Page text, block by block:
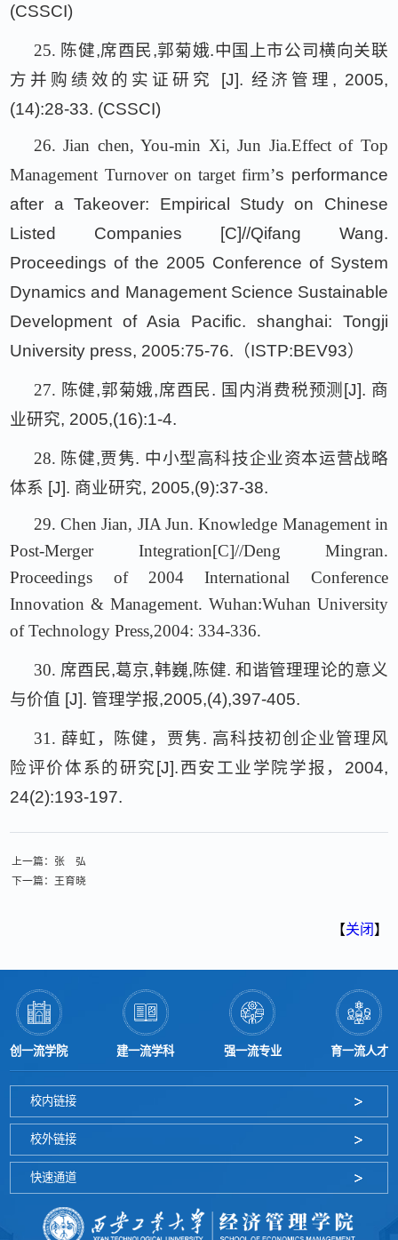
(CSSCI)
25. 陈健,席酉民,郭菊娥.中国上市公司横向关联
方并购绩效的实证研究
[J]. 经济管理 , 2005,
(14):28-33. (CSSCI)
26.Jian chen, You-min Xi, Jun Jia.Effect of Top
Management Turnover on target firm’s performance
after a Takeover: Empirical Study on Chinese
Listed Companies [C]//Qifang Wang.
Proceedings of the 2005 Conference of System
Dynamics and Management Science Sustainable
Development of Asia Pacific. shanghai: Tongji
University press, 2005:75-76. （ISTP:BEV93）
27. 陈健,郭菊娥,席酉民. 国内消费税预测 [J]. 商
业研究, 2005,(16):1-4.
28. 陈健,贾隽. 中小型高科技企业资本运营战略
体系 [J]. 商业研究, 2005,(9):37-38.
29.Chen Jian, JIA Jun. Knowledge Management in
Post-Merger Integration[C]//Deng Mingran.
Proceedings of 2004 International Conference
Innovation & Management. Wuhan:Wuhan University
of Technology Press,2004: 334-336.
30. 席酉民,葛京,韩巍,陈健.和谐管理理论的意义
与价值 [J]. 管理学报,2005,(4),397-405.
31. 薛虹，陈健，贾隽. 高科技初创企业管理风
险评价体系的研究 [J].西安工业学院学报， 2004,
24(2):193-197.
上一篇：张 弘
下一篇：王育晓
【关闭 】
创一流学院 建一流学科 强一流专业 育一流人才
校内链接
校外链接
快速通道